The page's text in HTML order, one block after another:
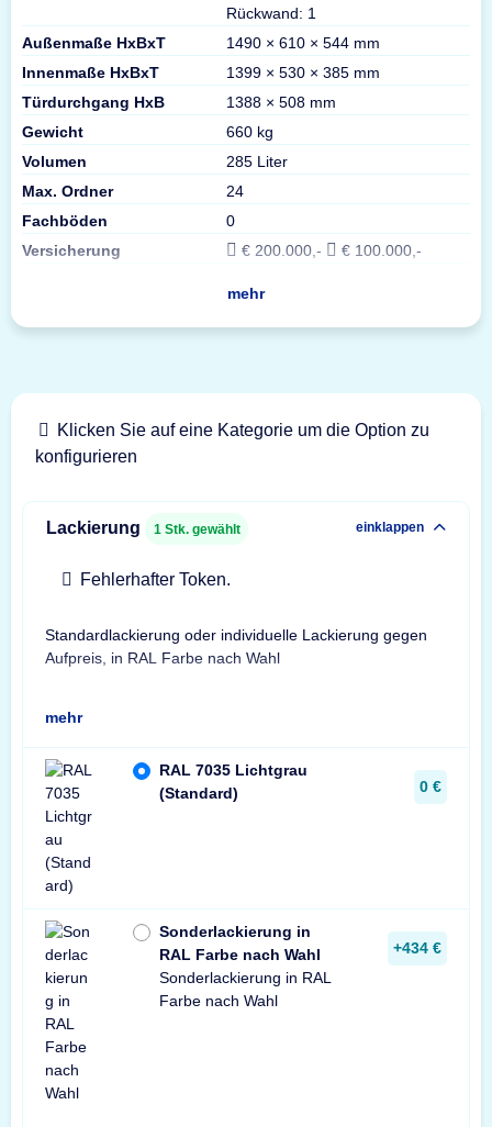
Rückwand: 1
Außenmaße HxBxT
1490 × 610 × 544 mm
Innenmaße HxBxT
1399 × 530 × 385 mm
Türdurchgang HxB
1388 × 508 mm
Gewicht
660 kg
Volumen
285 Liter
Max. Ordner
24
Fachböden
0
Versicherung
€ 200.000,- € 100.000,-
mehr
Klicken Sie auf eine Kategorie um die Option zu
konfigurieren
Lackierung 1 Stk. gewählt einklappen
Fehlerhafter Token.
Standardlackierung oder individuelle Lackierung gegen
Aufpreis, in RAL Farbe nach Wahl
mehr
RAL 7035 Lichtgrau
(Standard)
0 €
Sonderlackierung in
RAL Farbe nach Wahl
Sonderlackierung in RAL
Farbe nach Wahl
+434 €